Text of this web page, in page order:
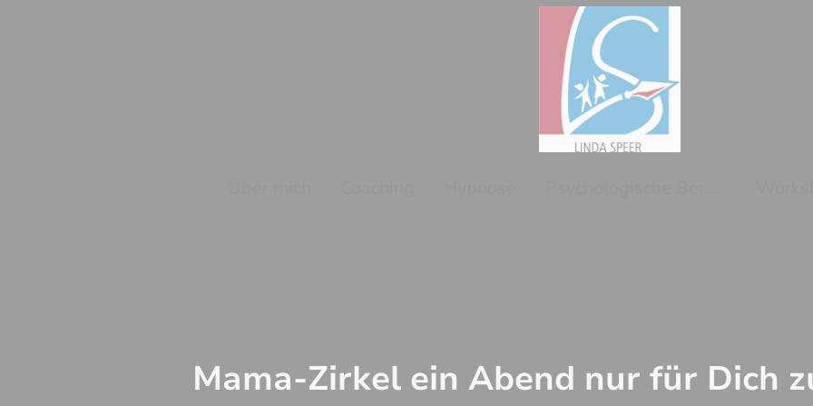
Mama-Zirkel ein Abend nur für Dich